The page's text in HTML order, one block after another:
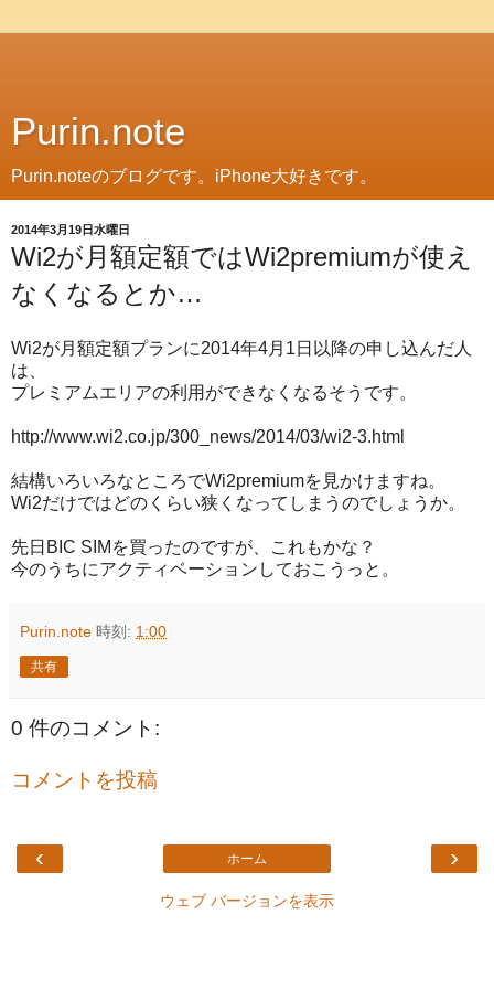
Purin.note
Purin.noteのブログです。iPhone大好きです。
2014年3月19日水曜日
Wi2が月額定額ではWi2premiumが使え
なくなるとか…
Wi2が月額定額プランに2014年4月1日以降の申し込んだ人
は、
プレミアムエリアの利用ができなくなるそうです。
http://www.wi2.co.jp/300_news/2014/03/wi2-3.html
結構いろいろなところでWi2premiumを見かけますね。
Wi2だけではどのくらい狭くなってしまうのでしょうか。
先日BIC SIMを買ったのですが、これもかな？
今のうちにアクティベーションしておこうっと。
Purin.note 時刻: 1:00
共有
0 件のコメント:
コメントを投稿
‹ ›
ホーム
ウェブ バージョンを表示